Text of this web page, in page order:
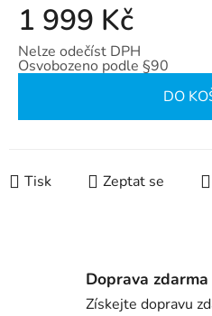
1 999 Kč
Nelze odečíst DPH
Osvobozeno podle §90
DO
Tisk Zeptat se
Doprava zdarma
Získejte dopravu